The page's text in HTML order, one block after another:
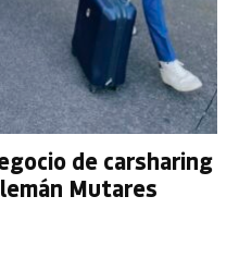
de carsharing
Mutares